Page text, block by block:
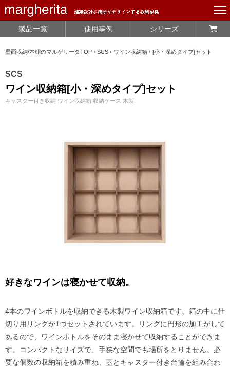
製品一覧 使用事例 シリーズ
壁面収納/本棚のマルゲリータTOP › SCS › ワイン収納箱 › [小・深めタイプ]セット
SCS
ワイン収納箱[小・深めタイプ]セット
キャスター付き収納 ワイン収納箱 収納ケース 木製
好きなワインは寝かせて収納。
4本のワインボトルを収納できる木製ワイン収納箱です。箱の中に仕
切り用リングが1つセットされています。リングに円形の加工がして
あるので、ワインボトルをそのまま寝かせて収納することができま
す。コンパクトなサイズで、手狭な空間でも場所をとりません。必
要な個数の収納箱を積み重ね、蓋とキャスター付き台輪を組み合わ